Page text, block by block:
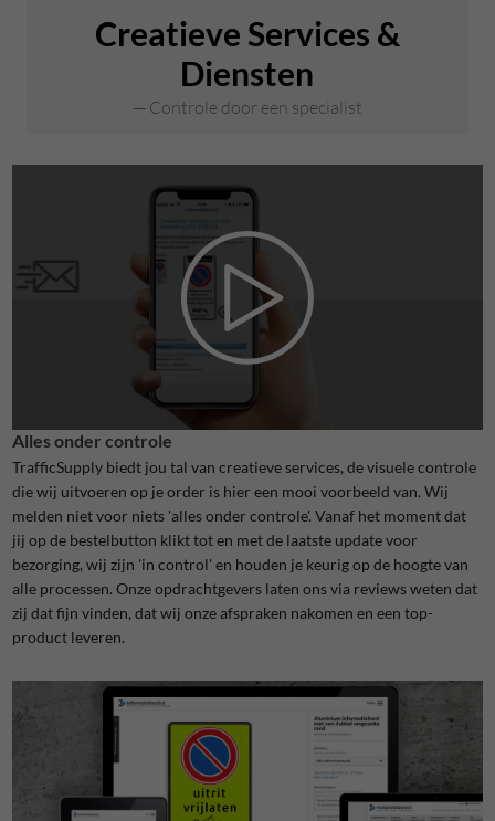
Creatieve Services &
Diensten
Controle door een specialist
Alles onder controle
TrafficSupply biedt jou tal van creatieve services, de visuele controle
die wij uitvoeren op je order is hier een mooi voorbeeld van. Wij
melden niet voor niets 'alles onder controle'. Vanaf het moment dat
jij op de bestelbutton klikt tot en met de laatste update voor
bezorging, wij zijn 'in control' en houden je keurig op de hoogte van
alle processen. Onze opdrachtgevers laten ons via reviews weten dat
zij dat fijn vinden, dat wij onze afspraken nakomen en een top-
product leveren.